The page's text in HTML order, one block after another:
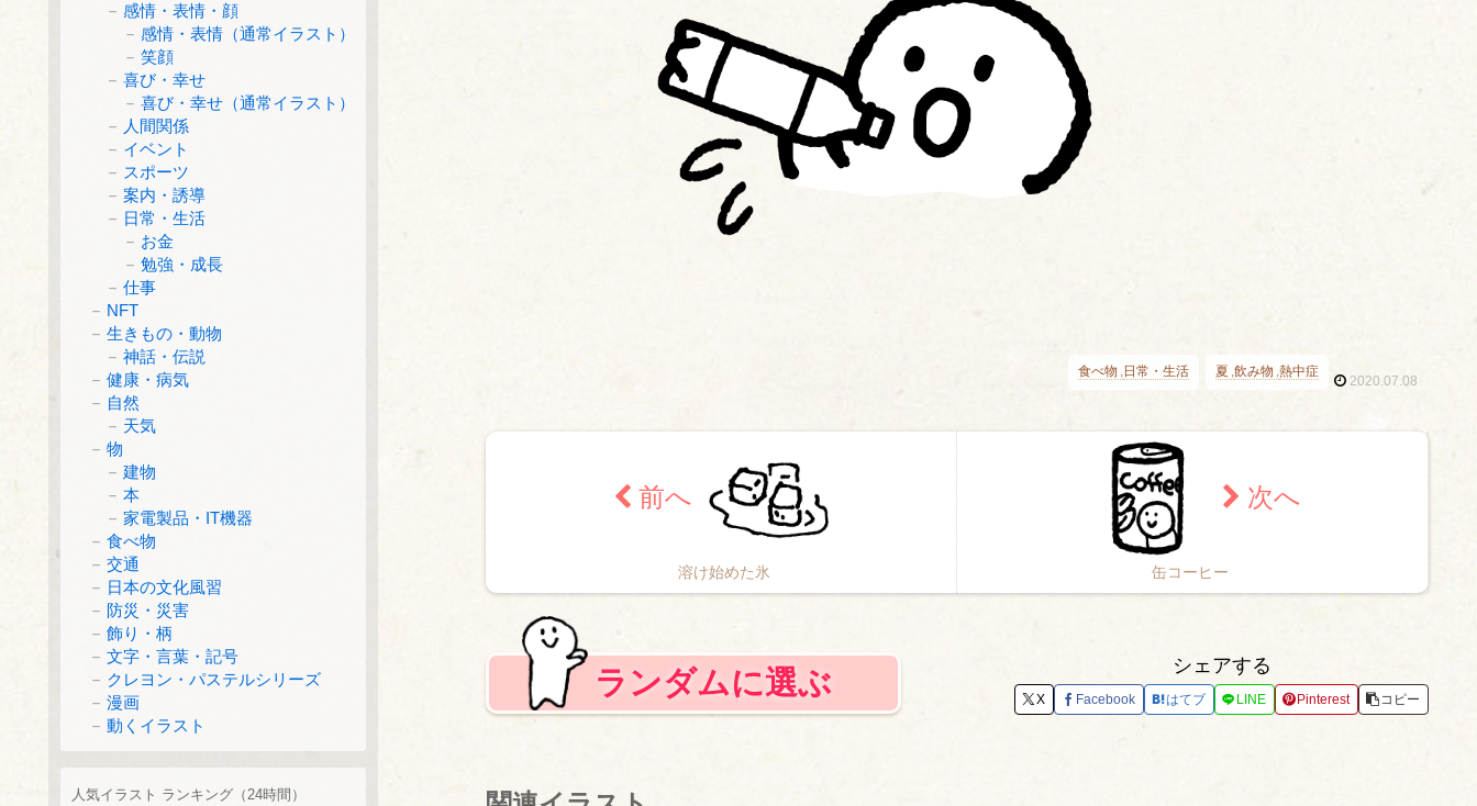
食べ物 日常・生活 夏 飲み物 熱中症
2020.07.08
溶け始めた氷 缶コーヒー
ランダムに選ぶ シェアする
X Facebook はてブ LINE Pinterest コピー
感情・表情・顔
感情・表情（通常イラスト）
笑顔
喜び・幸せ
喜び・幸せ（通常イラスト）
人間関係
イベント
スポーツ
案内・誘導
日常・生活
お金
勉強・成長
仕事
NFT
生きもの・動物
神話・伝説
健康・病気
自然
天気
物
建物
本
家電製品・IT機器
食べ物
交通
日本の文化風習
防災・災害
飾り・柄
文字・言葉・記号
クレヨン・パステルシリーズ
漫画
動くイラスト
人気イラスト ランキング（24時間）